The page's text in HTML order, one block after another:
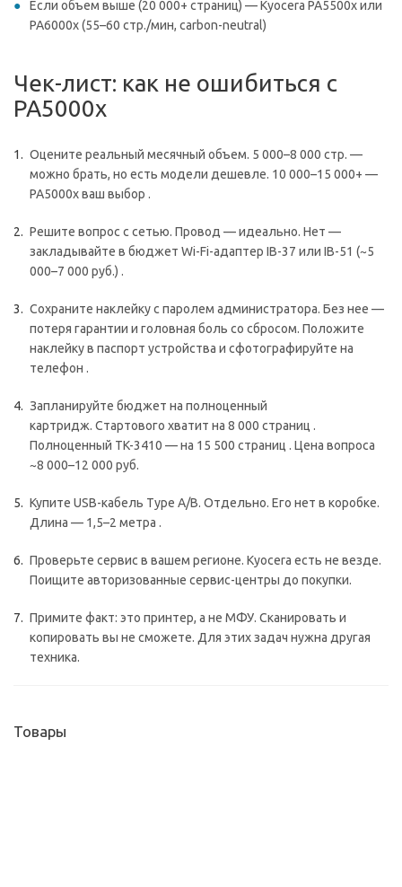
Если объем выше (20 000+ страниц) — Kyocera PA5500x или
PA6000x (55–60 стр./мин, carbon-neutral)
Чек-лист: как не ошибиться с
PA5000x
Оцените реальный месячный объем. 5 000–8 000 стр. —
можно брать, но есть модели дешевле. 10 000–15 000+ —
PA5000x ваш выбор .
Решите вопрос с сетью. Провод — идеально. Нет —
закладывайте в бюджет Wi-Fi-адаптер IB-37 или IB-51 (~5
000–7 000 руб.) .
Сохраните наклейку с паролем администратора. Без нее —
потеря гарантии и головная боль со сбросом. Положите
наклейку в паспорт устройства и сфотографируйте на
телефон .
Запланируйте бюджет на полноценный
картридж. Стартового хватит на 8 000 страниц .
Полноценный TK-3410 — на 15 500 страниц . Цена вопроса
~8 000–12 000 руб.
Купите USB-кабель Type A/B. Отдельно. Его нет в коробке.
Длина — 1,5–2 метра .
Проверьте сервис в вашем регионе. Kyocera есть не везде.
Поищите авторизованные сервис-центры до покупки.
Примите факт: это принтер, а не МФУ. Сканировать и
копировать вы не сможете. Для этих задач нужна другая
техника.
Товары